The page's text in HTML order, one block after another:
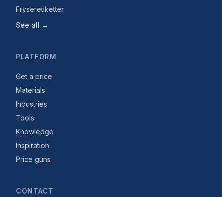
Fryseretiketter
See all →
PLATFORM
Get a price
Materials
Industries
Tools
Knowledge
Inspiration
Price guns
CONTACT